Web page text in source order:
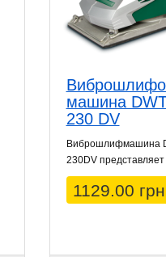
машина
230 DV
Виброшлифмашина
230DV
1129.00 грн